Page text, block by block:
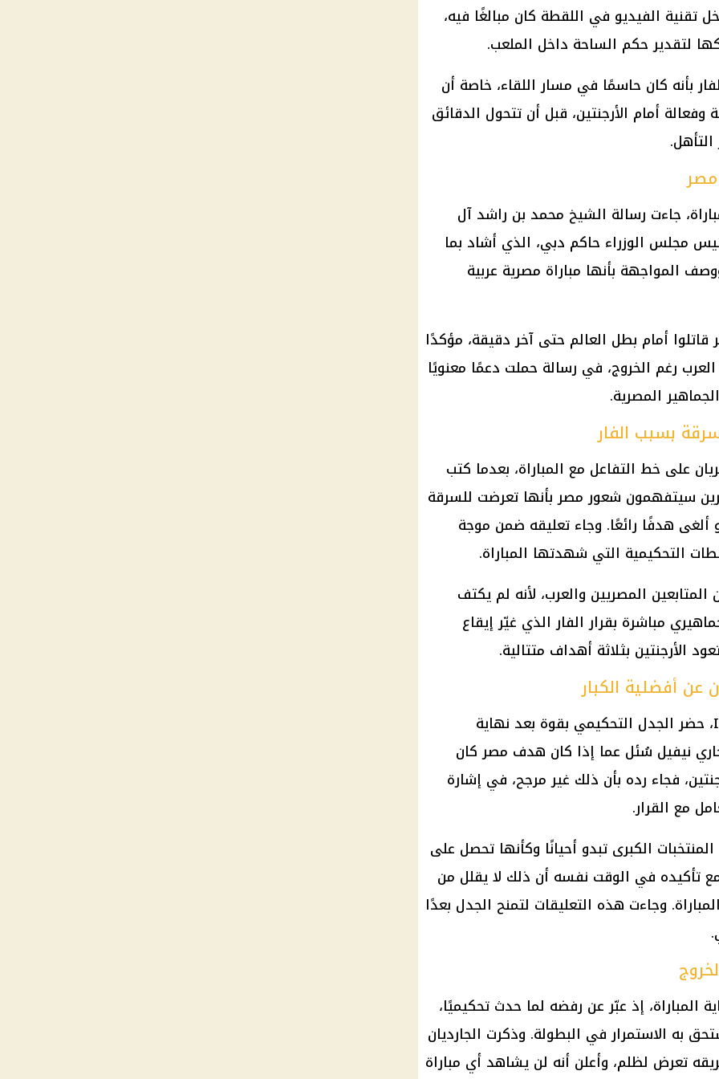
تقنية الفيديو في اللقطة كان مبالغًا فيه،
لتقدير حكم الساحة داخل الملعب.
بأنه كان حاسمًا في مسار اللقاء، خاصة أن
أمام الأرجنتين، قبل أن تتحول الدقائق
جاءت رسالة الشيخ محمد بن راشد آل
مجلس الوزراء حاكم دبي، الذي أشاد بما
المواجهة بأنها مباراة مصرية عربية
أمام بطل العالم حتى آخر دقيقة، مؤكدًا
رغم الخروج، في رسالة حملت دعمًا معنويًا
المصرية.
بسبب الفار
على خط التفاعل مع المباراة، بعدما كتب
سيتفهمون شعور مصر بأنها تعرضت للسرقة
هدفًا رائعًا. وجاء تعليقه ضمن موجة
التحكيمية التي شهدتها المباراة.
المصريين والعرب، لأنه لم يكتف
مباشرة بقرار الفارالذي غيّر إيقاع
الأرجنتين بثلاثة أهداف متتالية.
عن أفضلية الكبار
في الاستوديو التحليلي لشبكة ITV، حضر الجدل التحكيمي بقوة بعد نهاية
نيفيل سُئل عما إذا كان هدف مصر كان
، فجاء رده بأن ذلك غير مرجح، في إشارة
مع القرار.
الكبرى تبدو أحيانًا وكأنها تحصل على
تأكيده في الوقت نفسه أن ذلك لا يقلل من
وجاءت هذه التعليقات لتمنح الجدل بعدًا
المباراة، إذ عبّر عن رفضه لما حدث تحكيميًا،
به الاستمرار في البطولة. وذكرت الجارديان
تعرض لظلم، وأعلن أنه لن يشاهد أي مباراة